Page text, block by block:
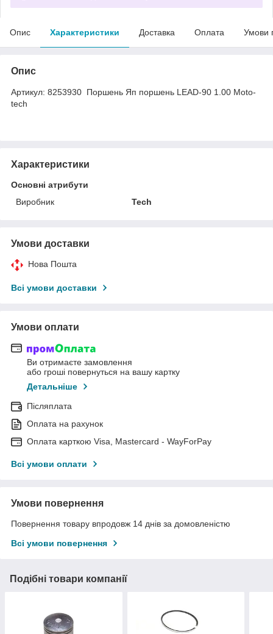
Опис Характеристики Доставка Оплата Умови
Опис
Артикул: 8253930 Поршень Яп поршень LEAD-90 1.00 Moto-
tech
Характеристики
Основні атрибути
Виробник
Tech
Умови доставки
Нова Пошта
Всі умови доставки
Умови оплати
Ви отримаєте замовлення
або гроші повернуться на вашу картку
Детальніше
Післяплата
Оплата на рахунок
Оплата карткою Visa, Mastercard - WayForPay
Всі умови оплати
Умови повернення
Повернення товару впродовж 14 днів за домовленістю
Всі умови повернення
Подібні товари компанії